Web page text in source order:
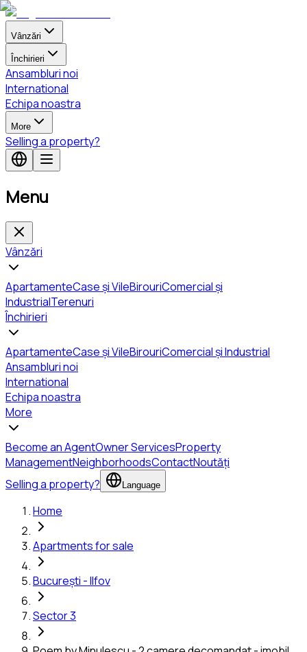
Vânzări
Închirieri
Ansambluri noi
International
Echipa noastra
More
Selling a property?
Menu
Vânzări
ApartamenteCase și VileBirouriComercial și
IndustrialTerenuri
Închirieri
ApartamenteCase și VileBirouriComercial și Industrial
Ansambluri noi
International
Echipa noastra
More
Become an AgentOwner ServicesProperty
ManagementNeighborhoodsContactNoutăți
Selling a property?
Language
Home
Apartments for sale
București - Ilfov
Sector 3